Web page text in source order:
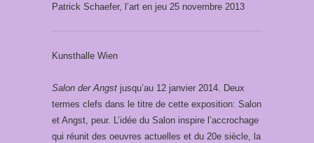
Patrick Schaefer, l’art en jeu 25 novembre 2013
Kunsthalle Wien
Salon der Angst jusqu’au 12 janvier 2014. Deux
termes clefs dans le titre de cette exposition: Salon
et Angst, peur. L’idée du Salon inspire l’accrochage
qui réunit des oeuvres actuelles et du 20e siècle, la